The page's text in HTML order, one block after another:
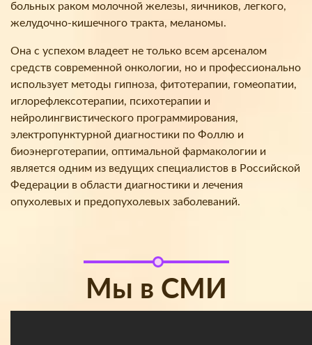
больных раком молочной железы, яичников, легкого,
желудочно-кишечного тракта, меланомы.
Она с успехом владеет не только всем арсеналом
средств современной онкологии, но и профессионально
использует методы гипноза, фитотерапии, гомеопатии,
иглорефлексотерапии, психотерапии и
нейролингвистического программирования,
электропунктурной диагностики по Фоллю и
биоэнерготерапии, оптимальной фармакологии и
является одним из ведущих специалистов в Российской
Федерации в области диагностики и лечения
опухолевых и предопухолевых заболеваний.
Мы в СМИ